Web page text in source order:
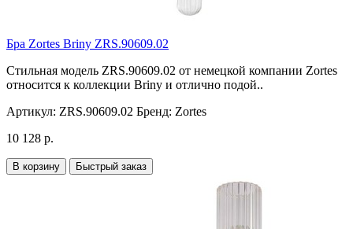
Бра Zortes Briny ZRS.90609.02
Стильная модель ZRS.90609.02 от немецкой компании Zortes
относится к коллекции Briny и отлично подой..
Артикул: ZRS.90609.02 Бренд: Zortes
10 128 р.
В корзину Быстрый заказ